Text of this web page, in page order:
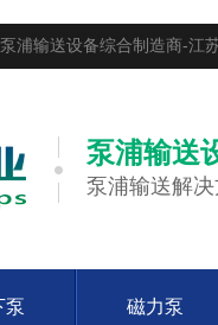
浦输送设备综合制造商-江
泵浦输送
泵浦输送解
泵 磁力泵